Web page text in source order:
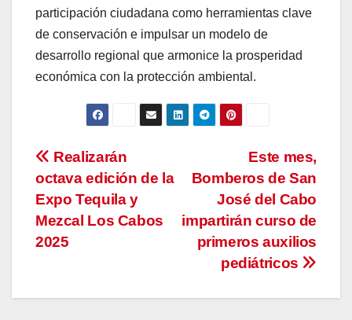
participación ciudadana como herramientas clave
de conservación e impulsar un modelo de
desarrollo regional que armonice la prosperidad
económica con la protección ambiental.
Navegación
de
entradas
Este mes,
Bomberos de San
José del Cabo
impartirán curso de
primeros auxilios
pediátricos
Realizarán
octava edición de la
Expo Tequila y
Mezcal Los Cabos
2025